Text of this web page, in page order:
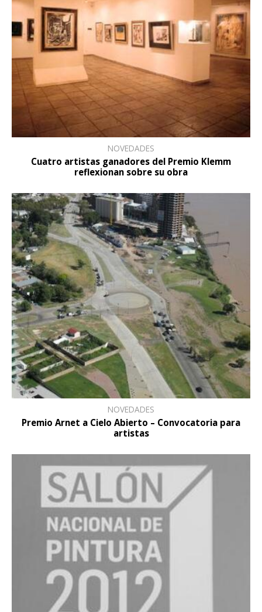
NOVEDADES
Cuatro artistas ganadores del Premio Klemm
reflexionan sobre su obra
NOVEDADES
Premio Arnet a Cielo Abierto – Convocatoria para
artistas